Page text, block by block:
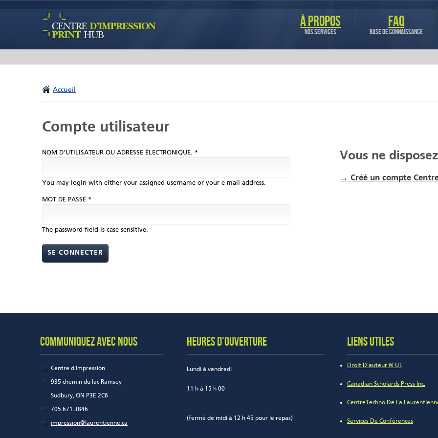
contenu
principal
À PROPOS
NOS SERVICES
FAQ
BASE DE CONNAISSANCE
Accueil
Onglets principaux
Compte utilisateur
NOM D'UTILISATEUR OU ADRESSE ÉLECTRONIQUE. *
You may login with either your assigned username or your e-mail address.
MOT DE PASSE *
The password field is case sensitive.
Vous ne
→ Créé un compte
COMMUNIQUEZ AVEC NOUS
Centre d'impression
935 chemin du lac Ramsey
Sudbury, ON P3E 2C6
705.671.3846
impression@laurentienne.ca
HEURES D'OUVERTURE
Lundi à vendredi
11 h à 15 h 00
(fermé de midi à 12 h 45 pour le repas)
LIENS UTILES
Droit D’auteur @ UL
Canadian Scholards Press Inc.
CentreTechno De La
Services De Conférences